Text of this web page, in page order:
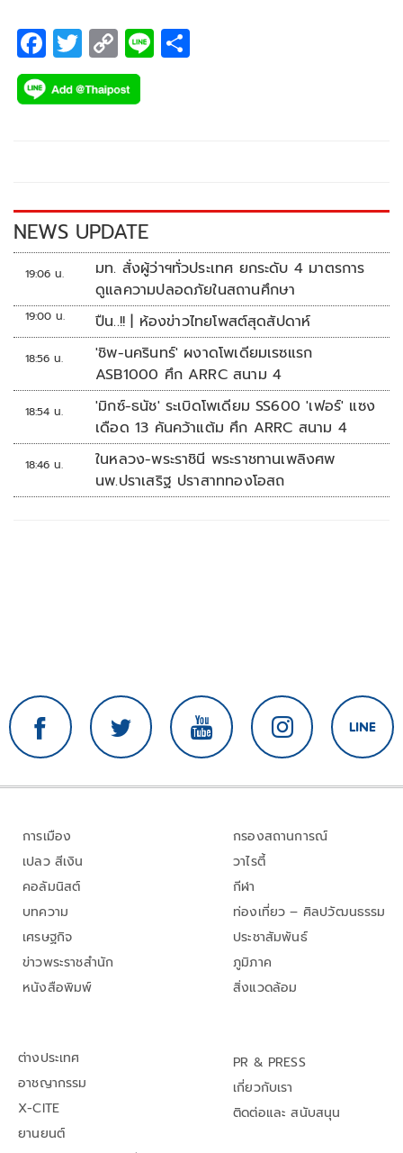
F
ac
e
k
T
wi
tt
C
o
p
k
Li
NEWS UPDATE
19:06 น.
มท. สั่งผู้ว่าฯทั่วประเทศ ยกระดับ 4 มาตรการ
ดูแลความปลอดภัยในสถานศึกษา
19:00 น. ปืน..!! | ห้องข่าวไทยโพสต์สุดสัปดาห์
18:56 น.
'ชิพ-นครินทร์' ผงาดโพเดียมเรซแรก
ASB1000 ศึก ARRC สนาม 4
18:54 น.
'มิกซ์-ธนัช' ระเบิดโพเดียม SS600 'เฟอร์' แซง
เดือด 13 คันคว้าแต้ม ศึก ARRC สนาม 4
18:46 น.
ในหลวง-พระราชินี พระราชทานเพลิงศพ
นพ.ปราเสริฐ ปราสาททองโอสถ
การเมือง
เปลว สีเงิน
คอลัมนิสต์
บทความ
เศรษฐกิจ
ข่าวพระราชสำนัก
หนังสือพิมพ์
กรองสถานการณ์
วาไรตี้
กีฬา
ท่องเที่ยว – ศิลปวัฒนธรรม
ประชาสัมพันธ์
ภูมิภาค
สิ่งแวดล้อม
ต่างประเทศ
อาชญากรรม
X-CITE
ยานยนต์
PR & PRESS
เกี่ยวกับเรา
ติดต่อและ สนับสนุน